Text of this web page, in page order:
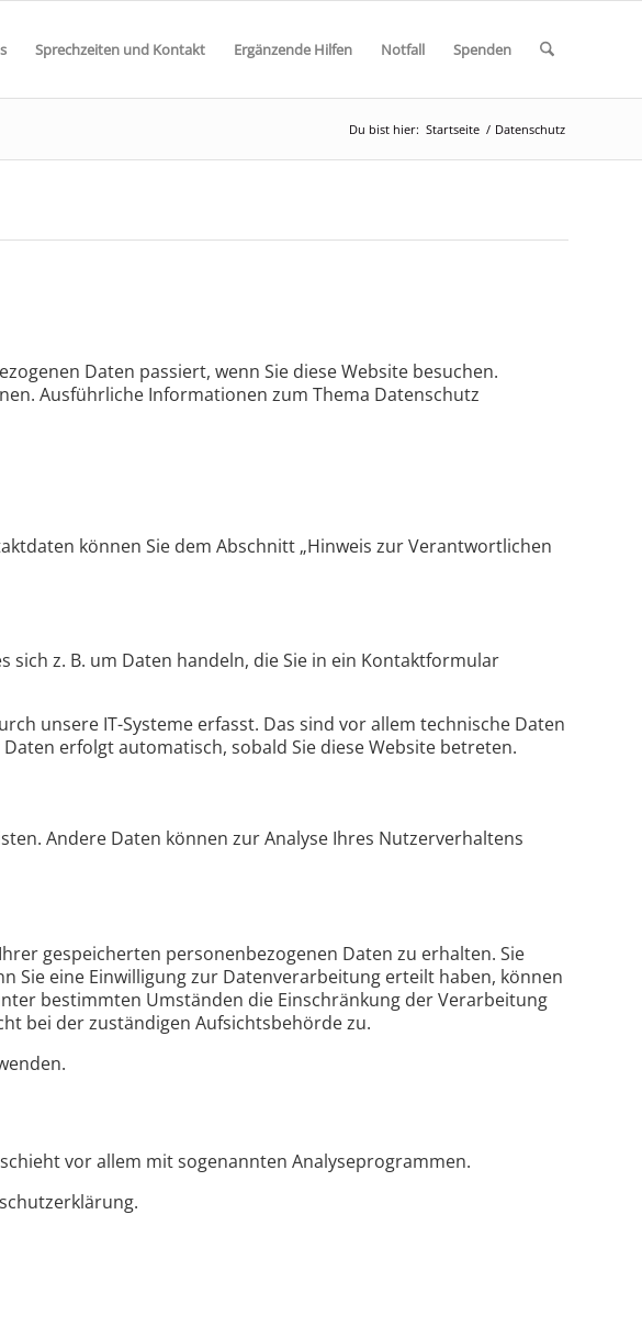
Sprechzeiten und Kontakt Ergänzende Hilfen Notfall Spenden
Du bist hier: Startseite / Datenschutz
Daten passiert, wenn Sie diese Website besuchen.
Ausführliche Informationen zum Thema Datenschutz
können Sie dem Abschnitt „Hinweis zur Verantwortlichen
z. B. um Daten handeln, die Sie in ein Kontaktformular
unsere IT-Systeme erfasst. Das sind vor allem technische Daten
erfolgt automatisch, sobald Sie diese Website betreten.
Andere Daten können zur Analyse Ihres Nutzerverhaltens
gespeicherten personenbezogenen Daten zu erhalten. Sie
Sie eine Einwilligung zur Datenverarbeitung erteilt haben, können
bestimmten Umständen die Einschränkung der Verarbeitung
bei der zuständigen Aufsichtsbehörde zu.
vor allem mit sogenannten Analyseprogrammen.